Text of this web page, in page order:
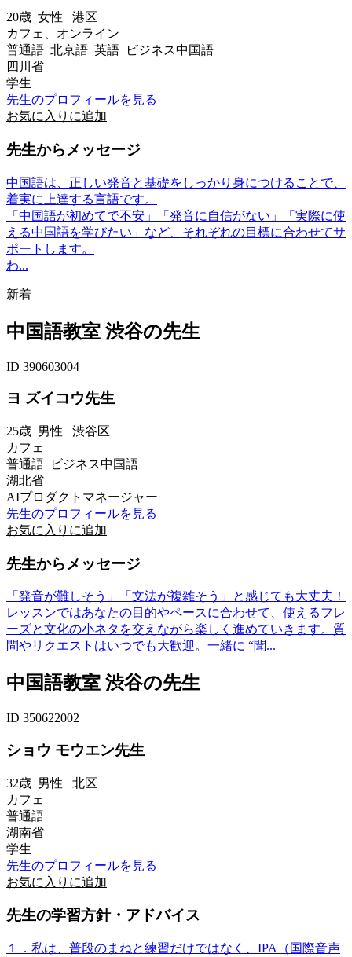
20歳 女性 港区
カフェ、オンライン
普通語 北京語 英語 ビジネス中国語
四川省
学生
先生のプロフィールを見る
お気に入りに追加
先生からメッセージ
中国語は、正しい発音と基礎をしっかり身につけることで、
着実に上達する言語です。
「中国語が初めてで不安」「発音に自信がない」「実際に使
える中国語を学びたい」など、それぞれの目標に合わせてサ
ポートします。
わ...
新着
中国語教室 渋谷の先生
ID 390603004
ヨ ズイコウ先生
25歳 男性 渋谷区
カフェ
普通語 ビジネス中国語
湖北省
AIプロダクトマネージャー
先生のプロフィールを見る
お気に入りに追加
先生からメッセージ
「発音が難しそう」「文法が複雑そう」と感じても大丈夫！
レッスンではあなたの目的やペースに合わせて、使えるフレ
ーズと文化の小ネタを交えながら楽しく進めていきます。質
問やリクエストはいつでも大歓迎。一緒に “聞...
中国語教室 渋谷の先生
ID 350622002
ショウ モウエン先生
32歳 男性 北区
カフェ
普通語
湖南省
学生
先生のプロフィールを見る
お気に入りに追加
先生の学習方針・アドバイス
１．私は、普段のまねと練習だけではなく、IPA（国際音声